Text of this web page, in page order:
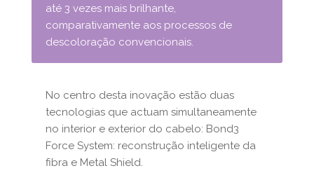
até 3 vezes mais brilhante,
comparativamente aos processos de
descoloração convencionais.
No centro desta inovação estão duas
tecnologias que actuam simultaneamente
no interior e exterior do cabelo: Bond3
Force System: reconstrução inteligente da
fibra e Metal Shield.